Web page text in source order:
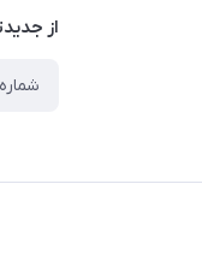
از